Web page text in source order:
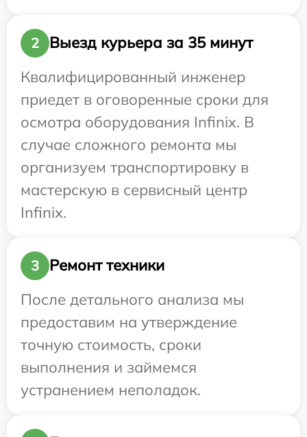
2
Выезд курьера за 35 минут
Квалифицированный инженер
приедет в оговоренные сроки для
осмотра оборудования Infinix. В
случае сложного ремонта мы
организуем транспортировку в
мастерскую в сервисный центр
Infinix.
3
Ремонт техники
После детального анализа мы
предоставим на утверждение
точную стоимость, сроки
выполнения и займемся
устранением неполадок.